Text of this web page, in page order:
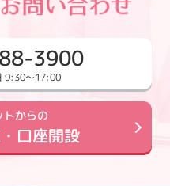
3900
9:30～17:00
トからの
口座開設